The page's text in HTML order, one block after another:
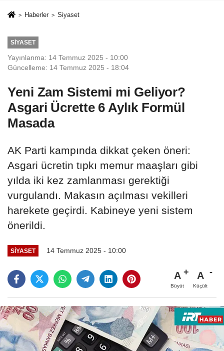
Haberler Siyaset
SIYASET
Yayınlanma: 14 Temmuz 2025 - 10:00
Güncelleme: 14 Temmuz 2025 - 18:04
Yeni Zam Sistemi mi Geliyor?
Asgari Ücrette 6 Aylık Formül
Masada
AK Parti kampında dikkat çeken öneri:
Asgari ücretin tıpkı memur maaşları gibi
yılda iki kez zamlanması gerektiği
vurgulandı. Makasın açılması vekilleri
harekete geçirdi. Kabineye yeni sistem
önerildi.
SIYASET 14 Temmuz 2025 - 10:00
A
Büyüt
A
Küçült